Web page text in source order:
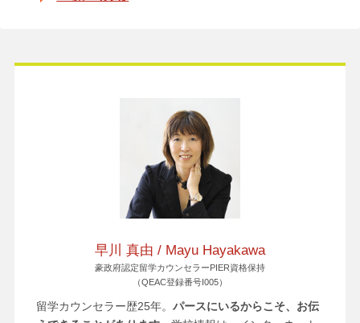
早川 真由 / Mayu Hayakawa
豪政府認定留学カウンセラーPIER資格保持
（QEAC登録番号I005）
留学カウンセラー歴25年。 パースにいるからこそ、お伝